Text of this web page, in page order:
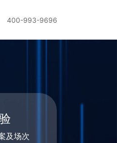
400-993-9696
及场次